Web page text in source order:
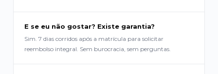
E se eu não gostar? Existe garantia?
Sim. 7 dias corridos após a matrícula para solicitar
reembolso integral. Sem burocracia, sem perguntas.